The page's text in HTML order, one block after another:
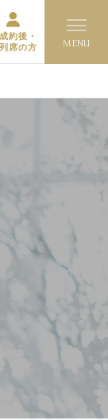
約後・
席の方